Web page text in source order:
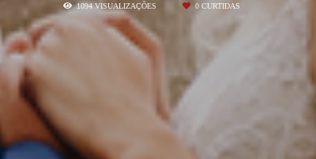
1094VISUALIZAÇÕES 0 CURTIDAS